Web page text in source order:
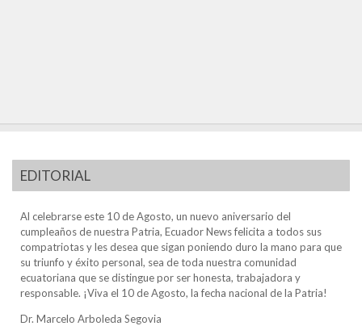
EDITORIAL
Al celebrarse este 10 de Agosto, un nuevo aniversario del
cumpleaños de nuestra Patria, Ecuador News felicita a todos sus
compatriotas y les desea que sigan poniendo duro la mano para que
su triunfo y éxito personal, sea de toda nuestra comunidad
ecuatoriana que se distingue por ser honesta, trabajadora y
responsable. ¡Viva el 10 de Agosto, la fecha nacional de la Patria!
Dr. Marcelo Arboleda Segovia